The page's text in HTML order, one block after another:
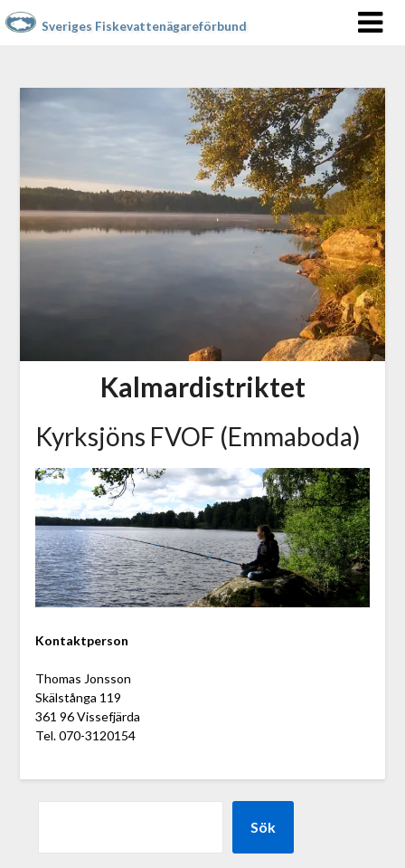
Sveriges Fiskevattenägareförbund
Kalmardistriktet
Kyrksjöns FVOF (Emmaboda)
Kontaktperson
Thomas Jonsson
Skälstånga 119
361 96 Vissefjärda
Tel. 070-3120154
Sök